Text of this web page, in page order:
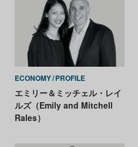
ECONOMY PROFILE
エミリー＆ミッチェル・レイ
ルズ（Emily and Mitchell
Rales）